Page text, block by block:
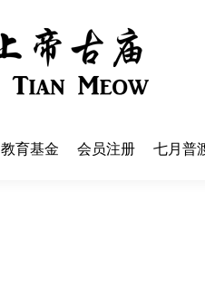
教育基金 会员注册 七月普
教育基金 会员注册